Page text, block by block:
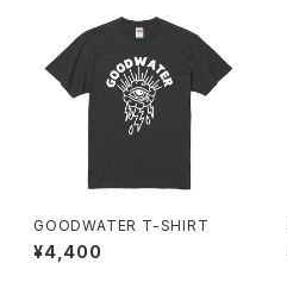
GOODWATER T-SHIRT
¥4,400